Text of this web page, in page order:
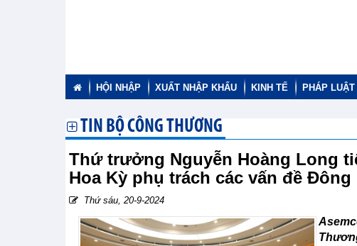
HỘI NHẬP XUẤT NHẬP KHẨU KINH TẾ PHÁP LUẬT
TIN BỘ CÔNG THƯƠNG
Thứ trưởng Nguyễn Hoàng Long
Hoa Kỳ phụ trách các vấn đề
Thứ sáu, 20-9-2024